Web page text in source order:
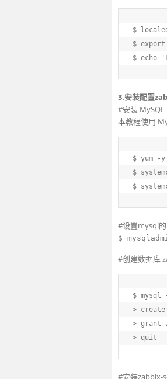
$
$ export
$ echo
3.安装配置
#安装 MySQL
本教程使用
$ yum -
$
$
#设置mysql
$
#创建数据库
$ mysql
> create
> grant
> quit
#安装zabbix-